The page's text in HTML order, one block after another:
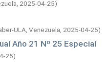
2025-04-25)
ULA, Venezuela, 2025-04-25)
Año 21 Nº 25 Especial
25)